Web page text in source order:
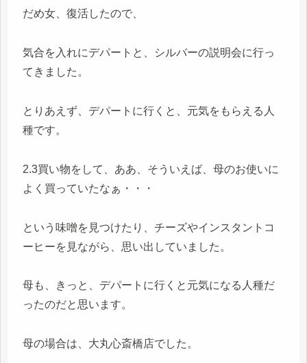
だめ女、復活したので、
気合を入れにデパートと、シルバーの説明会に行っ
てきました。
とりあえず、デパートに行くと、元気をもらえる人
種です。
2.3買い物をして、ああ、そういえば、母のお使いに
よく買っていたなぁ・・・
という味噌を見つけたり、チーズやインスタントコ
ーヒーを見ながら、思い出していました。
母も、きっと、デパートに行くと元気になる人種だ
ったのだと思います。
母の場合は、大丸心斎橋店でした。